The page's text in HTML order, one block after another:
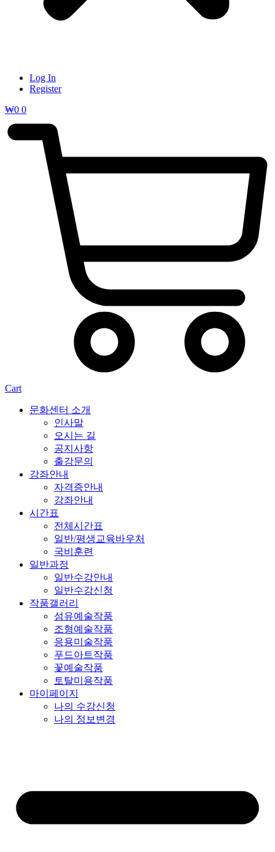
Log In
Register
₩0 0
Cart
문화센터 소개
인사말
오시는 길
공지사항
출강문의
강좌안내
자격증안내
강좌안내
시간표
전체시간표
일반/평생교육바우처
국비훈련
일반과정
일반수강안내
일반수강신청
작품갤러리
섬유예술작품
조형예술작품
응용미술작품
푸드아트작품
꽃예술작품
토탈미용작품
마이페이지
나의 수강신청
나의 정보변경